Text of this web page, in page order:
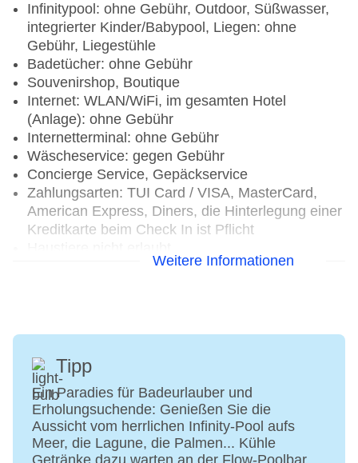
Infinitypool: ohne Gebühr, Outdoor, Süßwasser,
integrierter Kinder/Babypool, Liegen: ohne
Gebühr, Liegestühle
Badetücher: ohne Gebühr
Souvenirshop, Boutique
Internet: WLAN/WiFi, im gesamten Hotel
(Anlage): ohne Gebühr
Internetterminal: ohne Gebühr
Wäscheservice: gegen Gebühr
Concierge Service, Gepäckservice
Zahlungsarten: TUI Card / VISA, MasterCard,
American Express, Diners, die Hinterlegung einer
Kreditkarte beim Check In ist Pflicht
Parkmöglichkeiten: Parkplatz (nach
Gebühr, Sprachen: deutsch, englisch
Tagungseinrichtungen: Konferenzräume: 4,
klimatisierte Tagungsräume, Tagungsequipment:
gegen Gebühr, Coffee Breaks: gegen Gebühr, bei
All Inclusive inklusive
Gebäudeanzahl: 1, Etagen: 4, Zimmer: 70, Villen:
Weitere Informationen
Tipp
Ein Paradies für Badeurlauber und
Erholungsuchende: Genießen Sie die
Aussicht vom herrlichen Infinity-Pool aufs
Meer, die Lagune, die Palmen... Kühle